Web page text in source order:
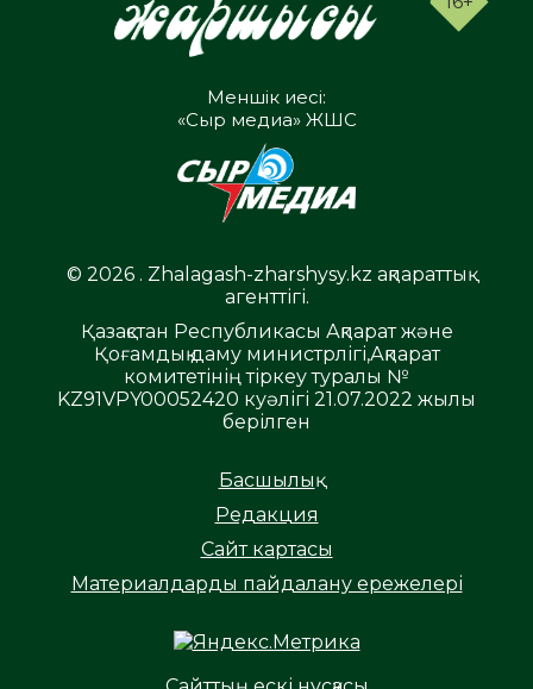
Меншік иесі:
«Сыр медиа» ЖШС
© 2026 . Zhalagash-zharshysy.kz ақпараттық
агенттігі.
Қазақстан Республикасы Ақпарат және
Қоғамдық даму министрлігі,Ақпарат
комитетінің тіркеу туралы №
KZ91VPY00052420 куәлігі 21.07.2022 жылы
берілген
Басшылық
Редакция
Сайт картасы
Материалдарды пайдалану ережелері